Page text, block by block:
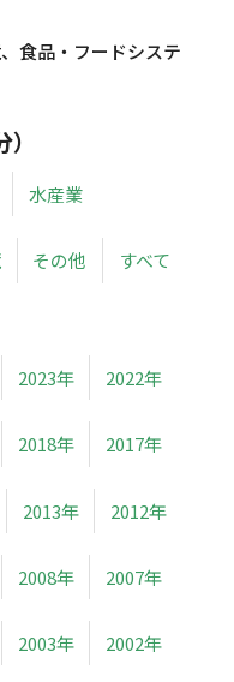
食品・フードシステ
水産業
その他 すべて
2023年 2022年
2018年 2017年
2013年 2012年
2008年 2007年
2003年 2002年